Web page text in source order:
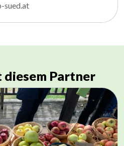
sued.at
Partner